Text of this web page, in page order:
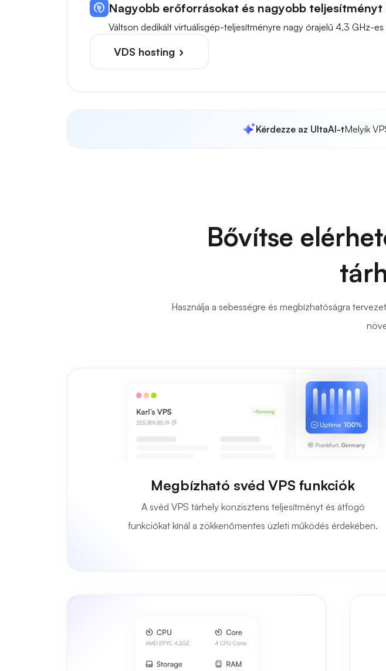
Nagyobb erőforrásokat és nagyobb teljesítményt
Váltson dedikált virtuálisgép-teljesítményre nagy órajelű 4,3 GHz-
VDS hosting
Kérdezze az UltaAI-tMelyik
Bővítse
Használja a sebességre és megbízhatóságra
Megbízható svéd VPS funkciók
A svéd VPS tárhely konzisztens teljesítményt és átfogó
funkciókat kínál a zökkenőmentes üzleti működés érdekében.